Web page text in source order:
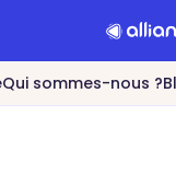
Qui sommes-nous ?